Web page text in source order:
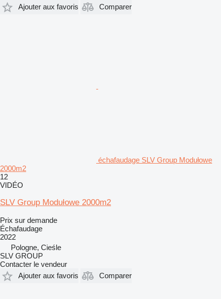
Ajouter aux favoris
Comparer
échafaudage SLV Group Modułowe
2000m2
12
VIDÉO
SLV Group Modułowe 2000m2
Prix sur demande
Échafaudage
2022
Pologne, Cieśle
SLV GROUP
Contacter le vendeur
Ajouter aux favoris
Comparer